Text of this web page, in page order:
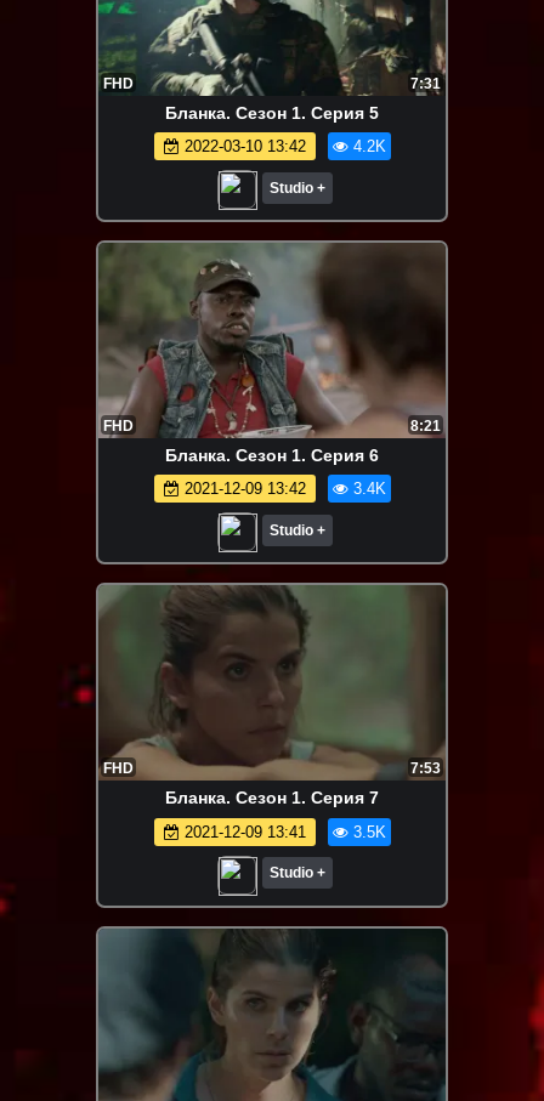
FHD 7:31
Бланка. Сезон 1. Серия 5
2022-03-10 13:42 4.2K
Studio +
FHD 8:21
Бланка. Сезон 1. Серия 6
2021-12-09 13:42 3.4K
Studio +
FHD 7:53
Бланка. Сезон 1. Серия 7
2021-12-09 13:41 3.5K
Studio +